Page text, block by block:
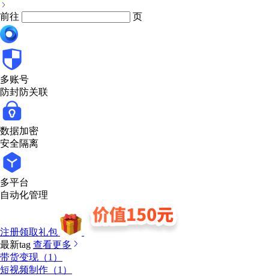
前往 页
多账号
防封防关联
数据加密
安全隔离
多平台
自动化管理
注册领取礼包
最新tag 查看更多
带货变现（1）
短视频制作（1）